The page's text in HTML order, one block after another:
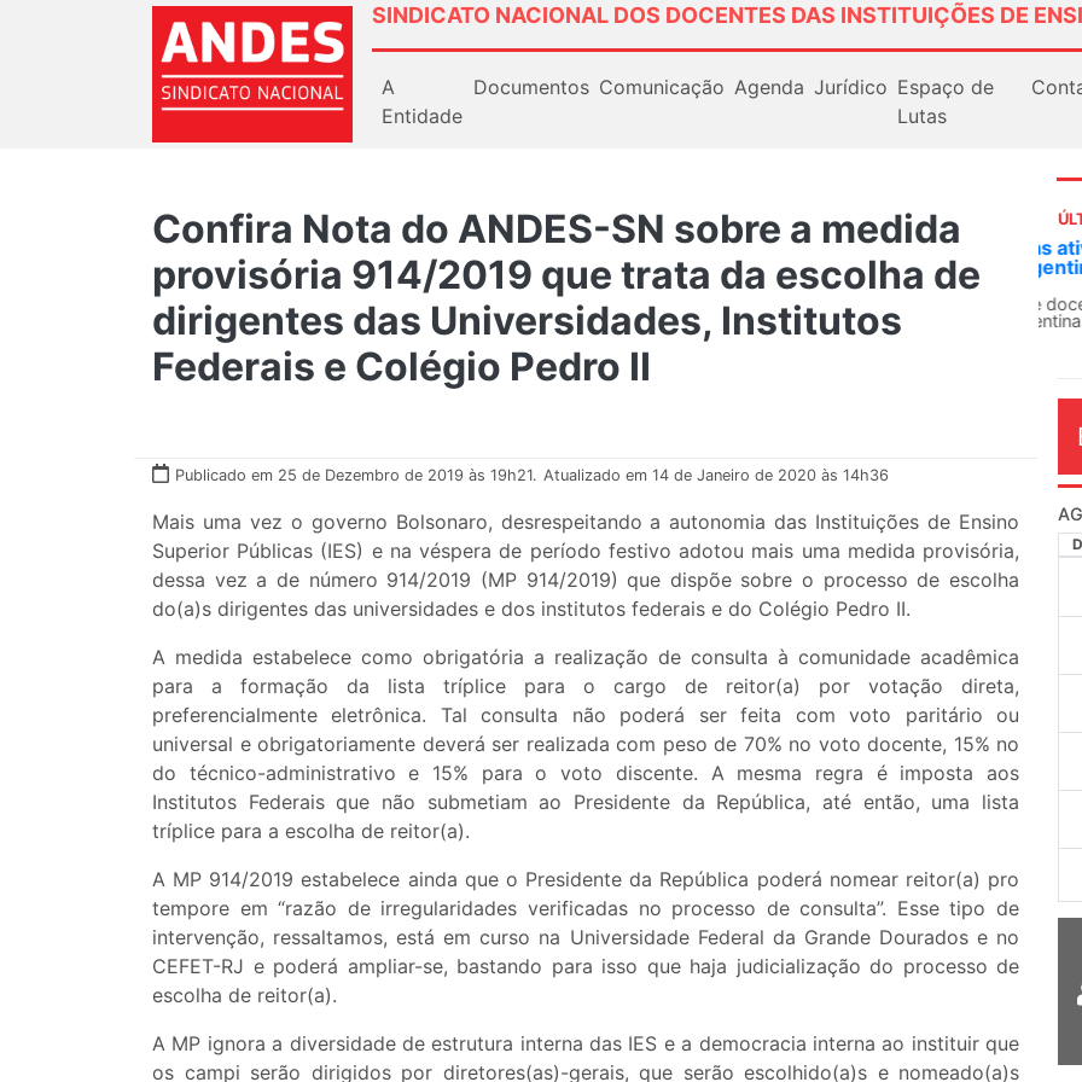
SINDICATO NACIONAL DOS DOCENTES DAS INSTITUIÇÕES DE
A
Entidade
Documentos Comunicação Agenda Jurídico Espaço de
Lutas
Confira Nota do ANDES-SN sobre a medida
provisória 914/2019 que trata da escolha de
dirigentes das Universidades, Institutos
Federais e Colégio Pedro II
Publicado em 25 de Dezembro de 2019 às 19h21. Atualizado em 14 de Janeiro de 2020 às 14h36
Mais uma vez o governo Bolsonaro, desrespeitando a autonomia das Instituições de Ensino
Superior Públicas (IES) e na véspera de período festivo adotou mais uma medida provisória,
dessa vez a de número 914/2019 (MP 914/2019) que dispõe sobre o processo de escolha
do(a)s dirigentes das universidades e dos institutos federais e do Colégio Pedro II.
A medida estabelece como obrigatória a realização de consulta à comunidade acadêmica
para a formação da lista tríplice para o cargo de reitor(a) por votação direta,
preferencialmente eletrônica. Tal consulta não poderá ser feita com voto paritário ou
universal e obrigatoriamente deverá ser realizada com peso de 70% no voto docente, 15% no
do técnico-administrativo e 15% para o voto discente. A mesma regra é imposta aos
Institutos Federais que não submetiam ao Presidente da República, até então, uma lista
tríplice para a escolha de reitor(a).
A MP 914/2019 estabelece ainda que o Presidente da República poderá nomear reitor(a) pro
tempore em “razão de irregularidades verificadas no processo de consulta”. Esse tipo de
intervenção, ressaltamos, está em curso na Universidade Federal da Grande Dourados e no
CEFET-RJ e poderá ampliar-se, bastando para isso que haja judicialização do processo de
escolha de reitor(a).
A MP ignora a diversidade de estrutura interna das IES e a democracia interna ao instituir que
os campi serão dirigidos por diretores(as)-gerais, que serão escolhido(a)s e nomeado(a)s
O